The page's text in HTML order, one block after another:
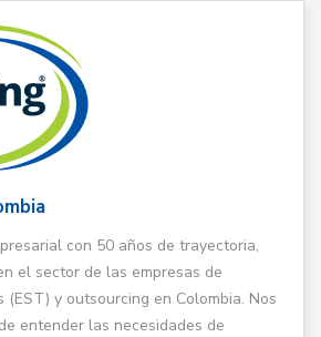
con 50 años de trayectoria,
el sector de las empresas de
(EST) y outsourcing en Colombia. Nos
entender las necesidades de